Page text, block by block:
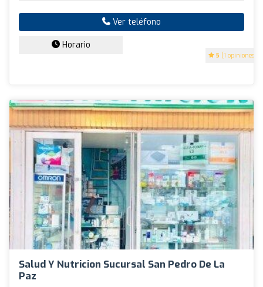
5 (1 opiniones)
Ver teléfono
Horario
Salud Y Nutricion Sucursal San Pedro De La
Paz